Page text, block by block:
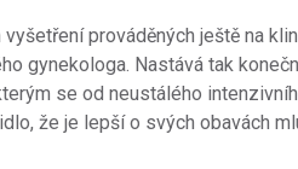
prováděných ještě na
gynekologa. Nastává tak
se od neustálého
že je lepší o svých obavách